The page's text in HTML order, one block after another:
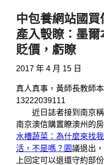
中包養網站國
產入彀瞭：墨
貶價，虧瞭
2017 年 4 月 15 日
真人真事，黃師長教師
13222039111
近日誌者接到南京稱
南京澳信購置瞭澳州的
水槽蔬菜：為什麼來找
活，不是嗎？園議退出
上回定可以退還守約部